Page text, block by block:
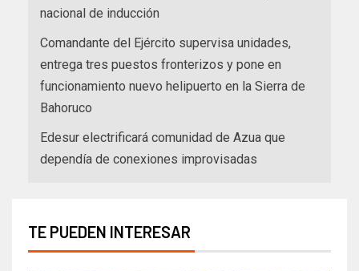
nacional de inducción
Comandante del Ejército supervisa unidades,
entrega tres puestos fronterizos y pone en
funcionamiento nuevo helipuerto en la Sierra de
Bahoruco
Edesur electrificará comunidad de Azua que
dependía de conexiones improvisadas
TE PUEDEN INTERESAR